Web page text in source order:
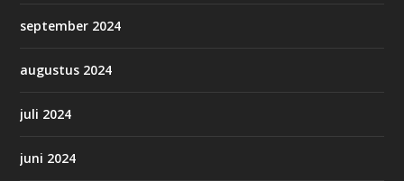
september 2024
augustus 2024
juli 2024
juni 2024